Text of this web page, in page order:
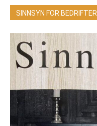
SINNSYN FOR BEDRIFTER